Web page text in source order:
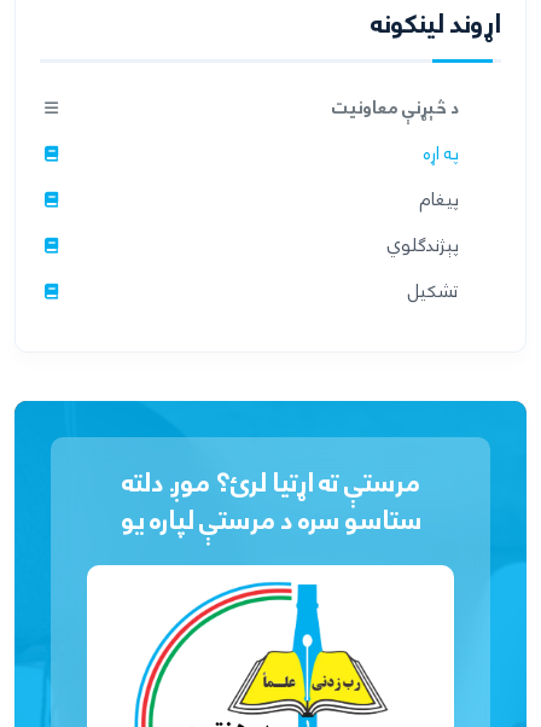
اړوند لینکونه
د څېړنې معاونيت
په اړه
پيغام
پېژندګلوي
تشکیل
مرستې ته اړتیا لرئ؟ موږ دلته
ستاسو سره د مرستې لپاره یو